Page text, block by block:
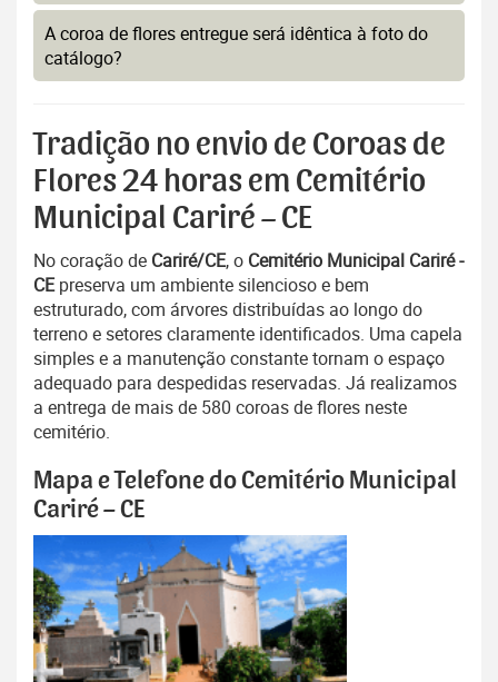
A coroa de flores entregue será idêntica à foto do
catálogo?
Tradição no envio de Coroas de
Flores 24 horas em Cemitério
Municipal Cariré – CE
No coração de Cariré/CE, o Cemitério Municipal Cariré -
CEpreserva um ambiente silencioso e bem
estruturado, com árvores distribuídas ao longo do
terreno e setores claramente identificados. Uma capela
simples e a manutenção constante tornam o espaço
adequado para despedidas reservadas. Já realizamos
a entrega de mais de 580 coroas de flores neste
cemitério.
Mapa e Telefone do Cemitério Municipal
Cariré – CE